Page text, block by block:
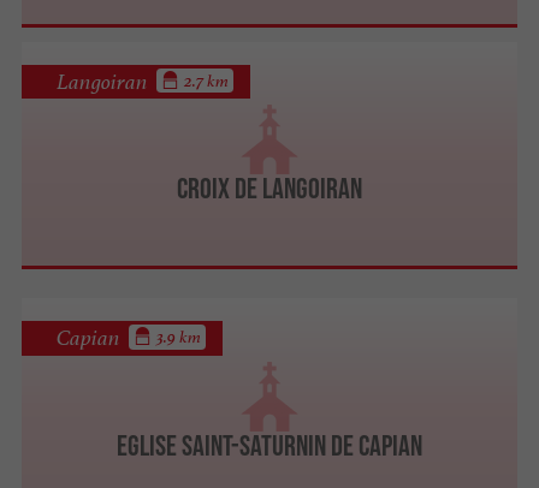
Croix de Langoiran
Langoiran 2.7 km
Eglise Saint-Saturnin de Capian
Capian 3.9 km